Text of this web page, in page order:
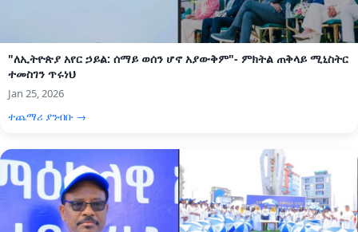
"ለኢትዮጵያ አየር ኃይል: ሰማይ ወሰን ሆኖ አያውቅም"- ምክትል ጠቅላይ ሚኒስትር
ተመስገን ጥሩነህ
Jan 25, 2026
ተጨማሪ ያንብቡ →